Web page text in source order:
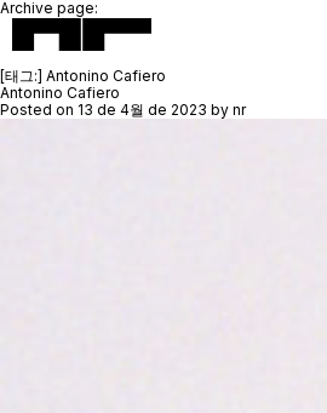
Archive page:
[태그:] Antonino Cafiero
Antonino Cafiero
Posted on 13 de 4월 de 2023 by nr